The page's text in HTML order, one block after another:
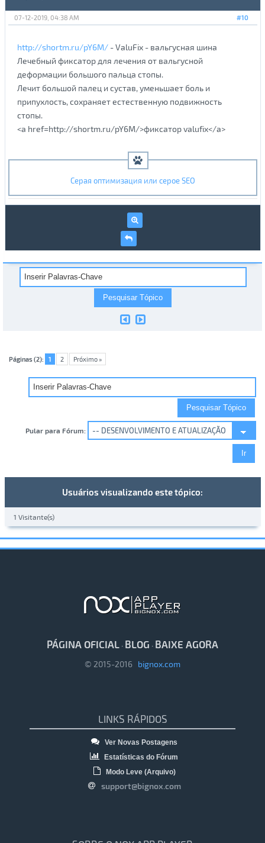
#10
07-12-2019, 04:38 AM
http://shortm.ru/pY6M/- ValuFix - вальгусная шина
Лечебный фиксатор для лечения от вальгусной
деформации большого пальца стопы.
Лечит большой палец и сустав, уменьшает боль и
припухлость, сохраняет естественную подвижность
стопы.
<a href=http://shortm.ru/pY6M/>фиксатор valufix</a>
Серая оптимизация или серое SEO
Páginas (2): 1 2 Próximo »
Pular para Fórum:
Usuários visualizando este tópico:
1 Visitante(s)
PÁGINA OFICIAL · BLOG · BAIXE AGORA
© 2015-2016 bignox.com
LINKS RÁPIDOS
Ver Novas Postagens
Estatísticas do Fórum
Modo Leve (Arquivo)
support@bignox.com